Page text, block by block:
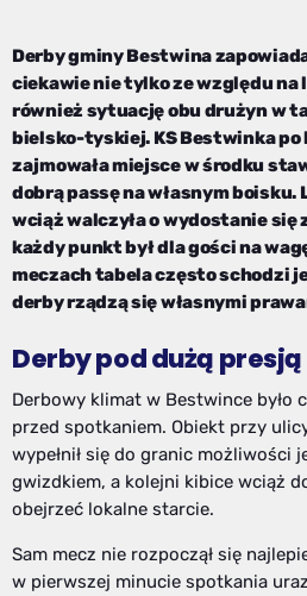
Derby gminy Bestwina
ciekawie nie tylko ze względu na
również sytuację obu drużyn w
bielsko-tyskiej. KS Bestwinka
zajmowała miejsce w środku
dobrą passę na własnym boisku.
wciąż walczyła o wydostanie się
każdy punkt był dla gości na
meczach tabela często schodzi
derby rządzą się własnymi
Derby pod dużą presją
Derbowy klimat w Bestwince było
przed spotkaniem. Obiekt przy
wypełnił się do granic możliwości
gwizdkiem, a kolejni kibice wciąż
obejrzeć lokalne starcie.
Sam mecz nie rozpoczął się
w pierwszej minucie spotkania